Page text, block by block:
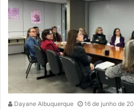
Dayane Albuquerque 16 de junho de